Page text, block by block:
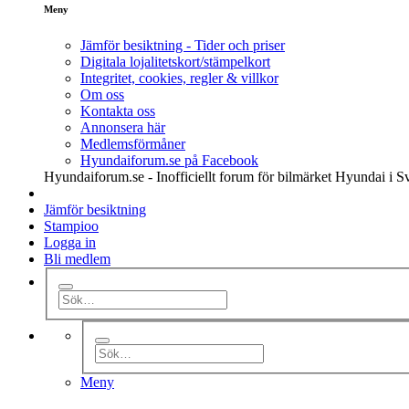
Meny
Jämför besiktning - Tider och priser
Digitala lojalitetskort/stämpelkort
Integritet, cookies, regler & villkor
Om oss
Kontakta oss
Annonsera här
Medlemsförmåner
Hyundaiforum.se på Facebook
Hyundaiforum.se - Inofficiellt forum för bilmärket Hyundai i
Jämför besiktning
Stampioo
Logga in
Bli medlem
Meny